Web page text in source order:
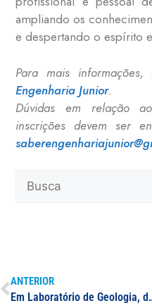
ampliando os
e despertando o espírito
Para mais informações,
Engenharia Junior.
Dúvidas em relação
inscrições devem ser
ANTERIOR
Em Laboratório de Geologia, docente